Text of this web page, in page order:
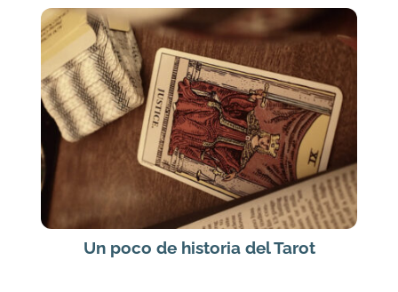
Un poco de historia del Tarot